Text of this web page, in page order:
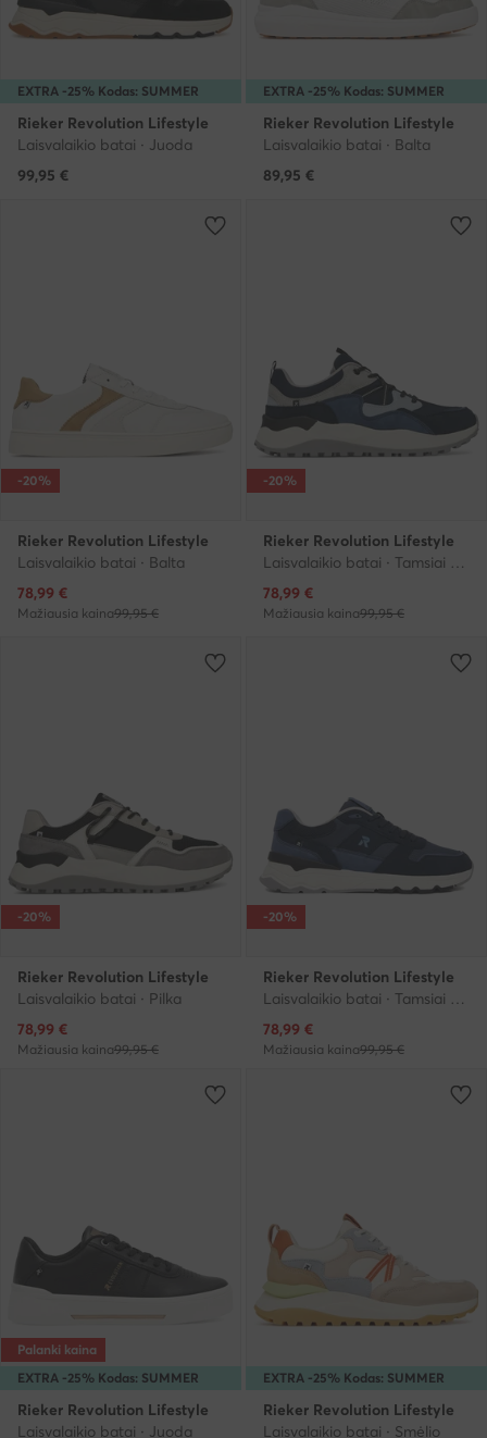
EXTRA -25% Kodas: SUMMER
Rieker Revolution Lifestyle
Laisvalaikio batai · Juoda
99,95 €
EXTRA -25% Kodas: SUMMER
Rieker Revolution Lifestyle
Laisvalaikio batai · Balta
89,95 €
-20%
Rieker Revolution Lifestyle
Laisvalaikio batai · Balta
Dabartinė kaina
78,99 €
Mažiausia kaina99,95 €
-20%
Rieker Revolution Lifestyle
Dabartinė kaina
78,99 €
Mažiausia kaina99,95 €
-20%
Rieker Revolution Lifestyle
Laisvalaikio batai · Pilka
Dabartinė kaina
78,99 €
Mažiausia kaina99,95 €
-20%
Rieker Revolution Lifestyle
Laisvalaikio batai · Tamsiai mėlyna
Dabartinė kaina
78,99 €
Mažiausia kaina99,95 €
EXTRA -25% Kodas: SUMMER
Palanki kaina
Rieker Revolution Lifestyle
Laisvalaikio batai · Juoda
EXTRA -25% Kodas: SUMMER
Rieker Revolution Lifestyle
Laisvalaikio batai · Smėlio